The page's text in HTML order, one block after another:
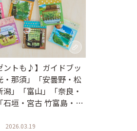
ントも♪】ガイドブッ
・那須」「安曇野・松
」「富山」「奈良・
石垣・宮古 竹富島・西
2026.03.19